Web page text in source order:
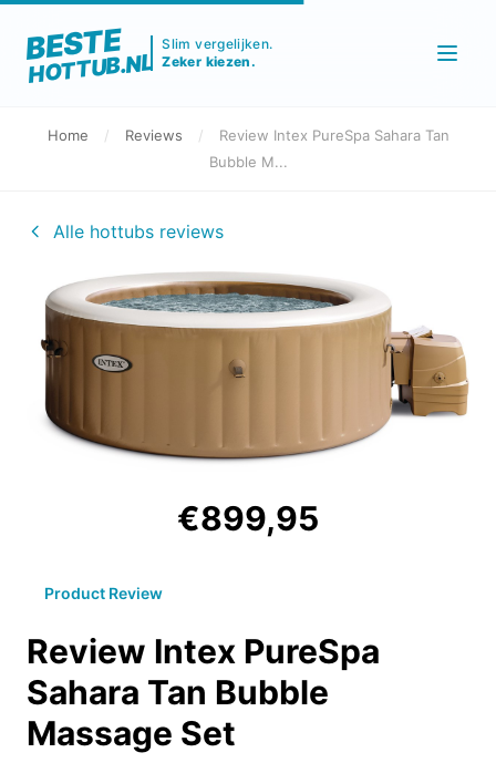
BESTE
HOTTUB.NL
Slim vergelijken.
Zeker kiezen.
Home / Reviews /
Review Intex PureSpa Sahara Tan
Bubble M...
Alle hottubs reviews
€899,95
Product Review
Review Intex PureSpa
Sahara Tan Bubble
Massage Set